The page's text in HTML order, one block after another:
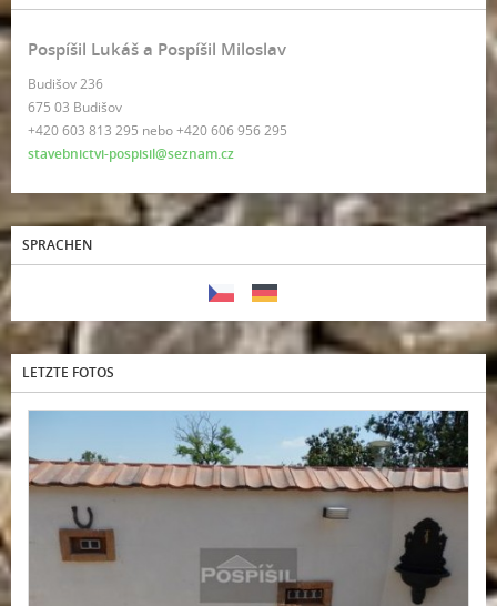
Pospíšil Lukáš a Pospíšil Miloslav
Budišov 236
675 03 Budišov
+420 603 813 295 nebo +420 606 956 295
stavebnictvi-pospisil@seznam.cz
SPRACHEN
LETZTE FOTOS